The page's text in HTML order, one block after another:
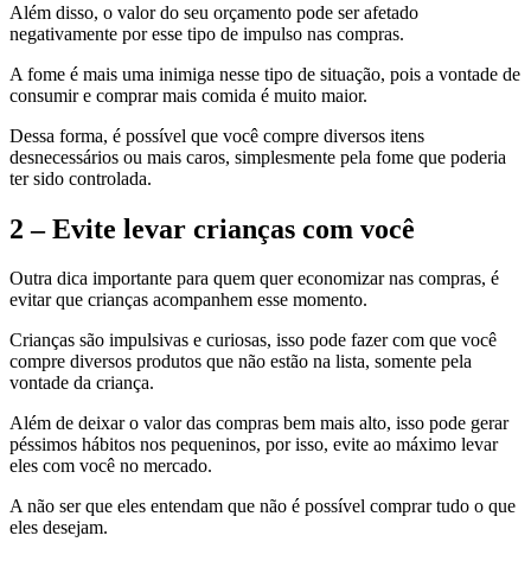
Além disso, o valor do seu orçamento pode ser afetado
negativamente por esse tipo de impulso nas compras.
A fome é mais uma inimiga nesse tipo de situação, pois a vontade de
consumir e comprar mais comida é muito maior.
Dessa forma, é possível que você compre diversos itens
desnecessários ou mais caros, simplesmente pela fome que poderia
ter sido controlada.
2 – Evite levar crianças com você
Outra dica importante para quem quer economizar nas compras, é
evitar que crianças acompanhem esse momento.
Crianças são impulsivas e curiosas, isso pode fazer com que você
compre diversos produtos que não estão na lista, somente pela
vontade da criança.
Além de deixar o valor das compras bem mais alto, isso pode gerar
péssimos hábitos nos pequeninos, por isso, evite ao máximo levar
eles com você no mercado.
A não ser que eles entendam que não é possível comprar tudo o que
eles desejam.